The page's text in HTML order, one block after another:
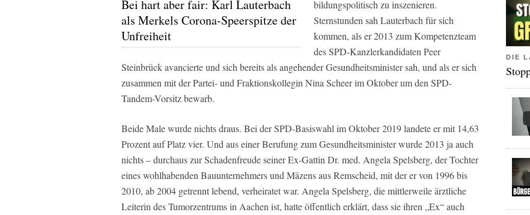
Bei hart aber fair: Karl Lauterbach
als Merkels Corona-Speerspitze der
Unfreiheit
bildungspolitisch zu inszenieren.
Sternstunden sah Lauterbach für sich
kommen, als er 2013 zum Kompetenzteam
des SPD-Kanzlerkandidaten Peer
Steinbrück avancierte und sich bereits als angehender Gesundheitsminister sah, und als er sich
zusammen mit der Partei- und Fraktionskollegin Nina Scheer im Oktober um den SPD-
Tandem-Vorsitz bewarb.
Beide Male wurde nichts draus. Bei der SPD-Basiswahl im Oktober 2019 landete er mit 14,63
Prozent auf Platz vier. Und aus einer Berufung zum Gesundheitsminister wurde 2013 ja auch
nichts – durchaus zur Schadenfreude seiner Ex-Gattin Dr. med. Angela Spelsberg, der Tochter
eines wohlhabenden Bauunternehmers und Mäzens aus Remscheid, mit der er von 1996 bis
2010, ab 2004 getrennt lebend, verheiratet war. Angela Spelsberg, die mittlerweile ärztliche
Leiterin des Tumorzentrums in Aachen ist, hatte öffentlich erklärt, dass sie ihren „Ex“ auch
DIE